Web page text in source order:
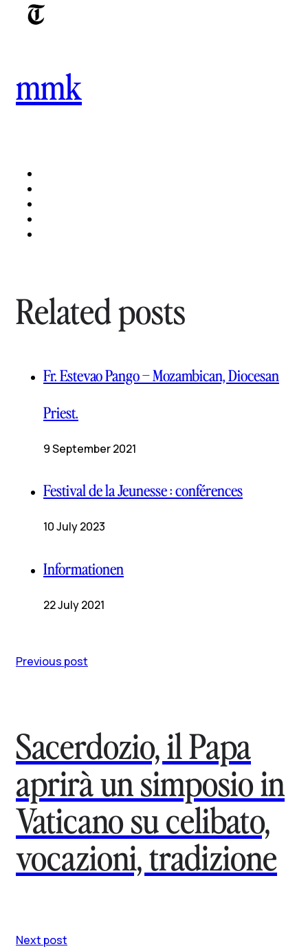
mmk
Related posts
Fr. Estevao Pango – Mozambican, Diocesan
Priest.
9 September 2021
Festival de la Jeunesse : conférences
10 July 2023
Informationen
22 July 2021
Previous post
Sacerdozio, il Papa
aprirà un simposio in
Vaticano su celibato,
vocazioni, tradizione
Next post